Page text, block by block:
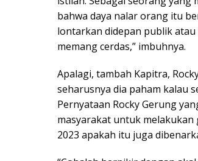
bahwa daya nalar orang itu
lontarkan didepan publik
memang cerdas,” imbuhnya.
Apalagi, tambah Kapitra,
seharusnya dia paham kalau
Pernyataan Rocky Gerung
masyarakat untuk melakukan
2023 apakah itu juga